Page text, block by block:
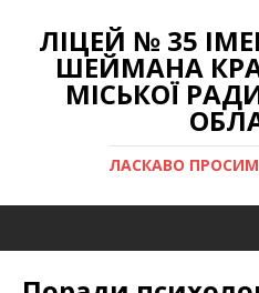
ЛІЦЕЙ № 35
ШЕЙМАНА
МІСЬКОЇ
ЛАСКАВО